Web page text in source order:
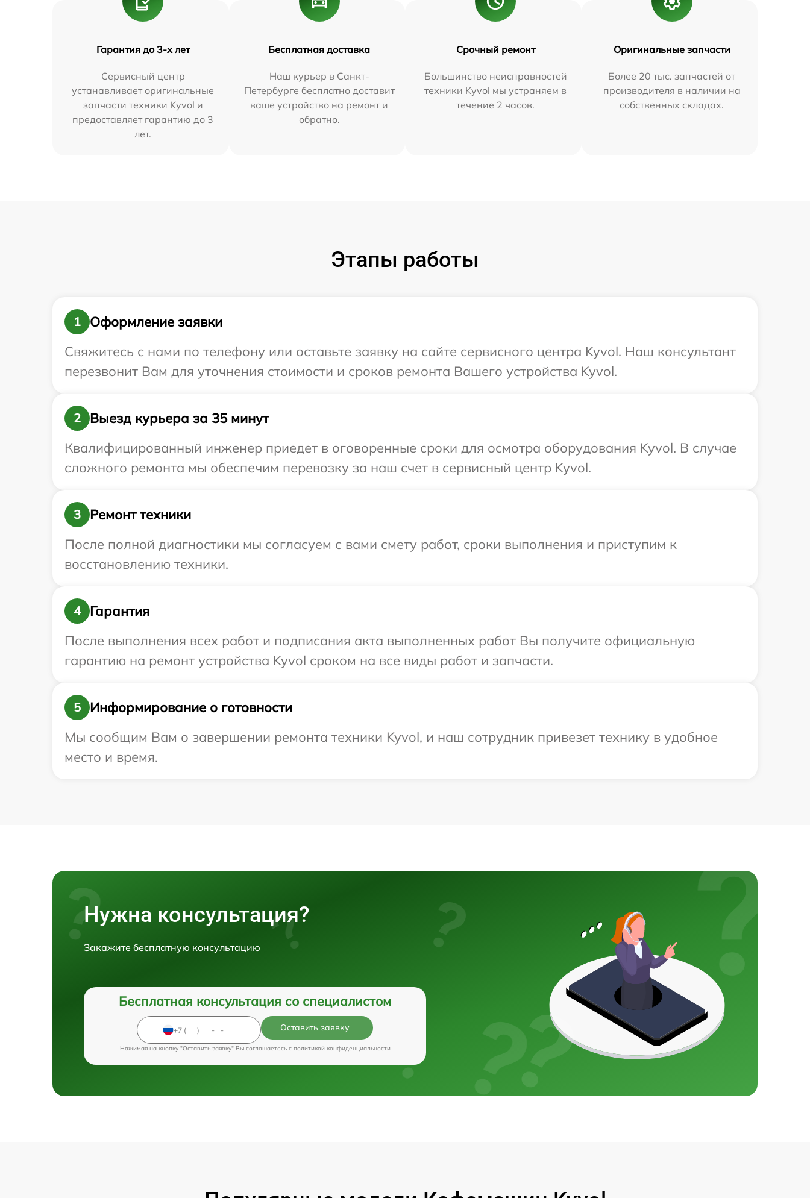
Гарантия до 3-х лет
Сервисный центр
устанавливает оригинальные
запчасти техники Kyvol и
предоставляет гарантию до 3
лет.
Бесплатная доставка
Наш курьер в Санкт-
Петербурге бесплатно доставит
ваше устройство на ремонт и
обратно.
Срочный ремонт
Большинство неисправностей
техники Kyvol мы устраняем в
течение 2 часов.
Оригинальные запчасти
Более 20 тыс. запчастей от
производителя в наличии на
собственных складах.
Этапы работы
1
Оформление заявки
Свяжитесь с нами по телефону или оставьте заявку на сайте сервисного центра Kyvol. Наш консультант
перезвонит Вам для уточнения стоимости и сроков ремонта Вашего устройства Kyvol.
2
Выезд курьера за 35 минут
Квалифицированный инженер приедет в оговоренные сроки для осмотра оборудования Kyvol. В случае
сложного ремонта мы обеспечим перевозку за наш счет в сервисный центр Kyvol.
3
Ремонт техники
После полной диагностики мы согласуем с вами смету работ, сроки выполнения и приступим к
восстановлению техники.
4
Гарантия
После выполнения всех работ и подписания акта выполненных работ Вы получите официальную
гарантию на ремонт устройства Kyvol сроком на все виды работ и запчасти.
5
Информирование о готовности
Мы сообщим Вам о завершении ремонта техники Kyvol, и наш сотрудник привезет технику в удобное
место и время.
Нужна консультация?
Закажите бесплатную консультацию
Бесплатная консультация со специалистом
Оставить заявку
Нажимая на кнопку "Оставить заявку" Вы соглашаетесь c политикой конфиденциальности